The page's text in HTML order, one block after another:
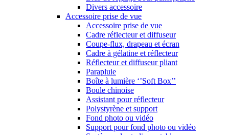
Divers accessoire
Accessoire prise de vue
Accessoire prise de vue
Cadre réflecteur et diffuseur
Coupe-flux, drapeau et écran
Cadre à gélatine et réflecteur
Réflecteur et diffuseur pliant
Parapluie
Boîte à lumière ‘’Soft Box’’
Boule chinoise
Assistant pour réflecteur
Polystyrène et support
Fond photo ou vidéo
Support pour fond photo ou vidéo